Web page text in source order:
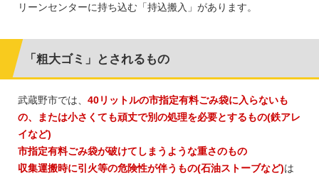
リーンセンターに持ち込む「持込搬入」があります。
「粗大ゴミ」とされるもの
武蔵野市では、 40リットルの市指定有料ごみ袋に入らないも
の、または小さくても頑丈で別の処理を必要とするもの(鉄アレ
イなど)
市指定有料ごみ袋が破けてしまうような重さのもの
収集運搬時に引火等の危険性が伴うもの(石油ストーブなど)は